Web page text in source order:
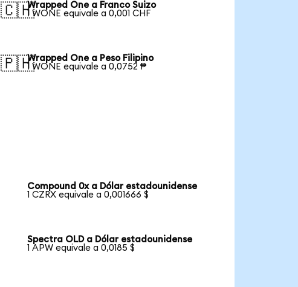
🇨🇭Wrapped One a Franco Suizo
1 WONE equivale a 0,001 CHF
🇵🇭Wrapped One a Peso Filipino
1 WONE equivale a 0,0752 ₱
Compound 0x a Dólar estadounidense
1 CZRX equivale a 0,001666 $
Spectra OLD a Dólar estadounidense
1 APW equivale a 0,0185 $